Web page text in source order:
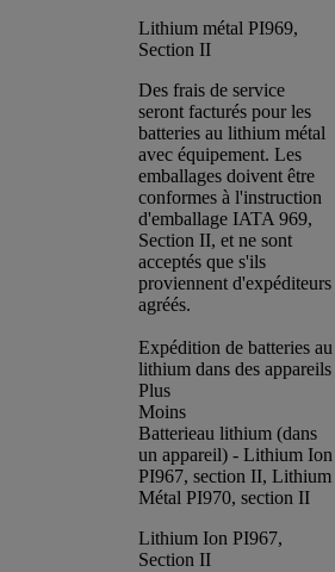
Lithium métal PI969,
Section II
Des frais de service
seront facturés pour les
batteries au lithium métal
avec équipement. Les
emballages doivent être
conformes à l'instruction
d'emballage IATA 969,
Section II, et ne sont
acceptés que s'ils
proviennent d'expéditeurs
agréés.
Expédition de batteries au
lithium dans des appareils
Plus
Moins
Batterieau lithium (dans
un appareil) - Lithium Ion
PI967, section II, Lithium
Métal PI970, section II
Lithium Ion PI967,
Section II